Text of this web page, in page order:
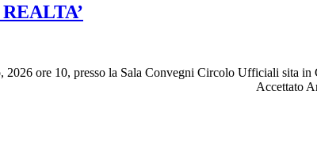
ore 10, presso la Sala Convegni Circolo Ufficiali sita
Accettato